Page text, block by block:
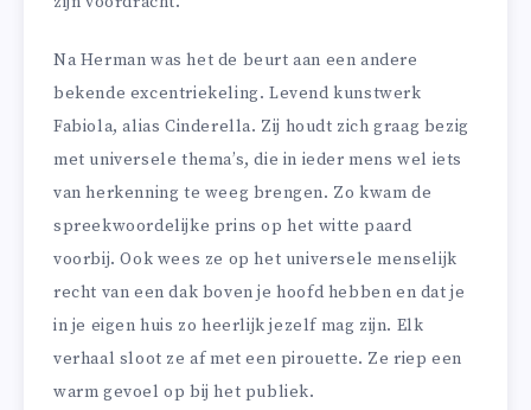
Na Herman was het de beurt aan een andere
bekende excentriekeling. Levend kunstwerk
Fabiola, alias Cinderella. Zij houdt zich graag bezig
met universele thema’s, die in ieder mens wel iets
van herkenning te weeg brengen. Zo kwam de
spreekwoordelijke prins op het witte paard
voorbij. Ook wees ze op het universele menselijk
recht van een dak boven je hoofd hebben en dat je
in je eigen huis zo heerlijk jezelf mag zijn. Elk
verhaal sloot ze af met een pirouette. Ze riep een
warm gevoel op bij het publiek.